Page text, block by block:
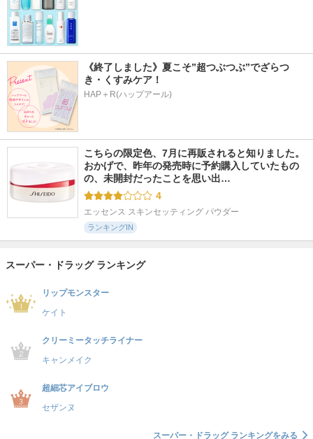
《終了しました》夏こそ”超つぶつぶ”でざらつ
き・くすみケア！
HAP＋R(ハップアール)
こちらの限定色、7月に再販されると知りました。
おかげで、昨年の発売時に予約購入していたもの
の、未開封だったことを思い出…
4
エッセンス スキンセッティング パウダー
ランキングIN
スーパー・ドラッグ ランキング
リップモンスター
ケイト
クリーミータッチライナー
キャンメイク
超細芯アイブロウ
セザンヌ
スーパー・ドラッグ ランキングをみる